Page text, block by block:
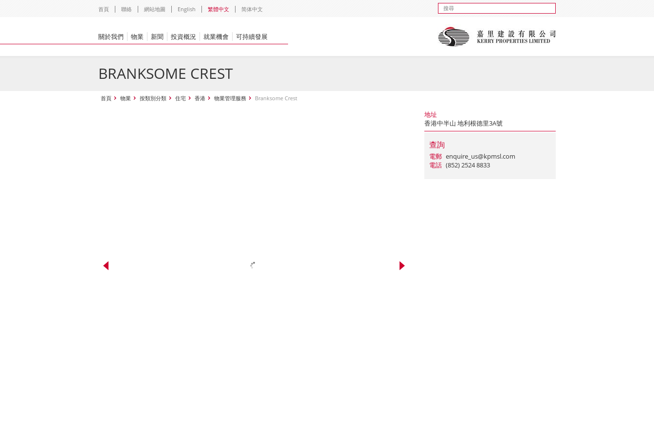
首頁 聯絡 網站地圖 English 繁體中文 简体中文
關於我們 物業 新聞 投資概況 就業機會 可持續發展
BRANKSOME CREST
首頁 物業 按類別分類 住宅 香港 物業管理服務 Branksome Crest
地址
香港中半山 地利根德里3A號
查詢
電郵 enquire_us@kpmsl.com
電話 (852) 2524 8833